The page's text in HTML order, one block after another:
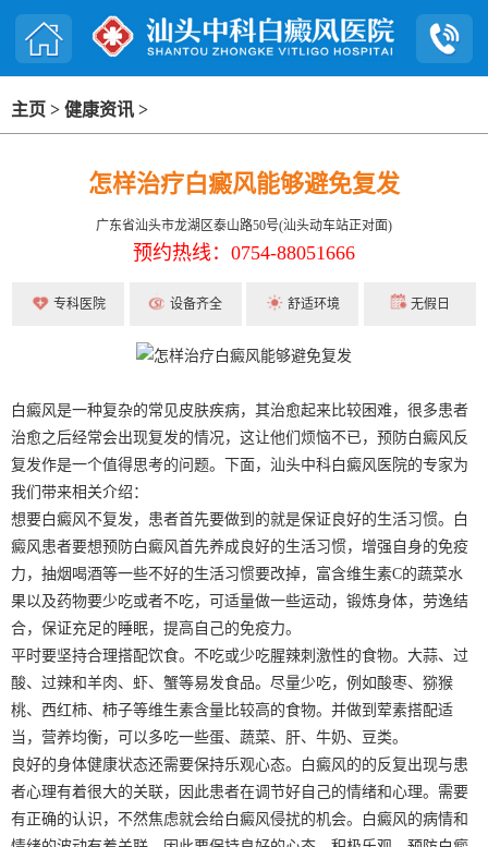
主页 > 健康资讯 >
怎样治疗白癜风能够避免复发
广东省汕头市龙湖区泰山路50号(汕头动车站正对面)
预约热线：0754-88051666
专科医院 设备齐全 舒适环境 无假日
白癜风是一种复杂的常见皮肤疾病，其治愈起来比较困难，很多患者
治愈之后经常会出现复发的情况，这让他们烦恼不已，预防白癜风反
复发作是一个值得思考的问题。下面，汕头中科白癜风医院的专家为
我们带来相关介绍：
想要白癜风不复发，患者首先要做到的就是保证良好的生活习惯。白
癜风患者要想预防白癜风首先养成良好的生活习惯，增强自身的免疫
力，抽烟喝酒等一些不好的生活习惯要改掉，富含维生素C的蔬菜水
果以及药物要少吃或者不吃，可适量做一些运动，锻炼身体，劳逸结
合，保证充足的睡眠，提高自己的免疫力。
平时要坚持合理搭配饮食。不吃或少吃腥辣刺激性的食物。大蒜、过
酸、过辣和羊肉、虾、蟹等易发食品。尽量少吃，例如酸枣、猕猴
桃、西红柿、柿子等维生素含量比较高的食物。并做到荤素搭配适
当，营养均衡，可以多吃一些蛋、蔬菜、肝、牛奶、豆类。
良好的身体健康状态还需要保持乐观心态。白癜风的的反复出现与患
者心理有着很大的关联，因此患者在调节好自己的情绪和心理。需要
有正确的认识，不然焦虑就会给白癜风侵扰的机会。白癜风的病情和